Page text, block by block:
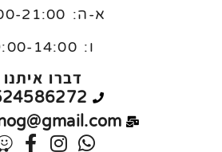
א-ה: 9:00-21:00
ו: 14:00
דברו איתנו